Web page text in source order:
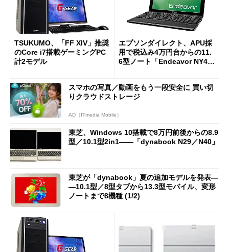
TSUKUMO、「FF XIV」推奨
のCore i7搭載ゲーミングPC
計2モデル
エプソンダイレクト、APU採
用で税込み4万円台からの11.
6型ノート「Endeavor NY40
スマホの写真／動画をもう一段安全に 買い切
りクラウドストレージ
AD（ITmedia Mobile）
東芝、Windows 10搭載で8万円前後からの8.9
型／10.1型2in1――「dynabook N29／N40」
東芝が「dynabook」夏の追加モデルを発表―
―10.1型／8型タブから13.3型モバイル、変形
ノートまで8機種 (1/2)